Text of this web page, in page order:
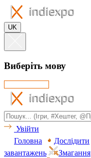
UK
Виберіть мову
Увійти
Головна
Дослідити
завантажень
Змагання